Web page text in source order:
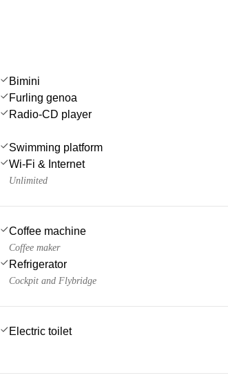
Bimini
Furling genoa
Radio-CD player
Swimming platform
Wi-Fi & Internet
Unlimited
Coffee machine
Coffee maker
Refrigerator
Cockpit and Flybridge
Electric toilet